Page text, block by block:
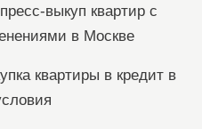
выкуп квартир с
в Москве
квартиры в кредит в